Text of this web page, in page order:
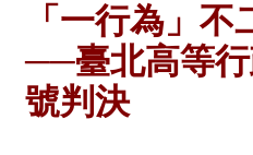
「一行為」不
──臺北高等
號判決